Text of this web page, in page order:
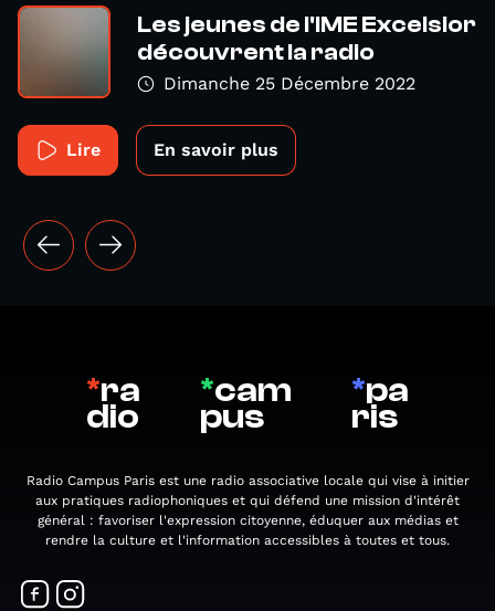
Les jeunes de l'IME Excelsior
découvrent la radio
Dimanche 25 Décembre 2022
Lire En savoir plus
*ra
dio
*cam
pus
*pa
ris
Radio Campus Paris est une radio associative locale qui vise à initier
aux pratiques radiophoniques et qui défend une mission d'intérêt
général : favoriser l'expression citoyenne, éduquer aux médias et
rendre la culture et l'information accessibles à toutes et tous.